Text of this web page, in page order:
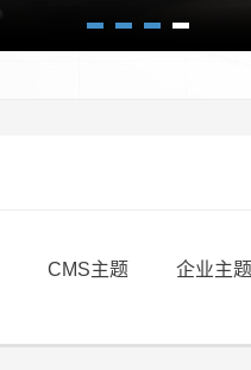
CMS主题 企业主题